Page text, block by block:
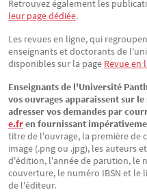
Retrouvez également les
leur page dédiée.
Les revues en ligne, qui
enseignants et doctorants de
disponibles sur la page Revue en
Enseignants de l'Université
vos ouvrages apparaissent sur
adresser vos demandes par
e.fren fournissant
titre de l'ouvrage, la première de
image (.png ou .jpg), les auteurs
d'édition, l'année de parution, le
couverture, le numéro IBSN et le
de l'éditeur.